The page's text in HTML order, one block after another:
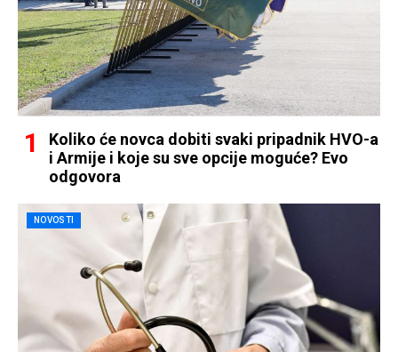
Koliko će novca dobiti svaki pripadnik HVO-a
i Armije i koje su sve opcije moguće? Evo
odgovora
NOVOSTI